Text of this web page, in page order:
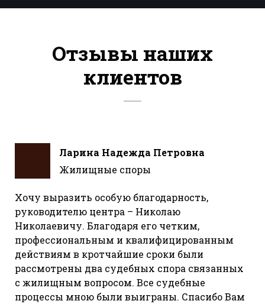
Отзывы наших
клиентов
Ларина Надежда Петровна
Жилищные споры
Хочу выразить особую благодарность,
руководителю центра – Николаю
Николаевичу. Благодаря его четким,
профессиональным и квалифицированным
действиям в кротчайшие сроки были
рассмотрены два судебных спора связанных
с жилищным вопросом. Все судебные
процессы мною были выиграны. Спасибо Вам